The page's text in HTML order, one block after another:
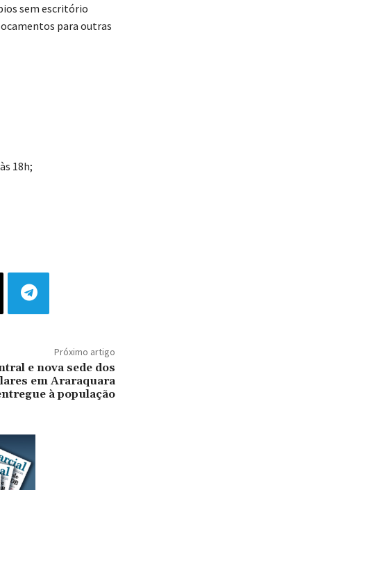
sem escritório
para outras
18h;
Próximo artigo
e nova sede dos
em Araraquara
à população